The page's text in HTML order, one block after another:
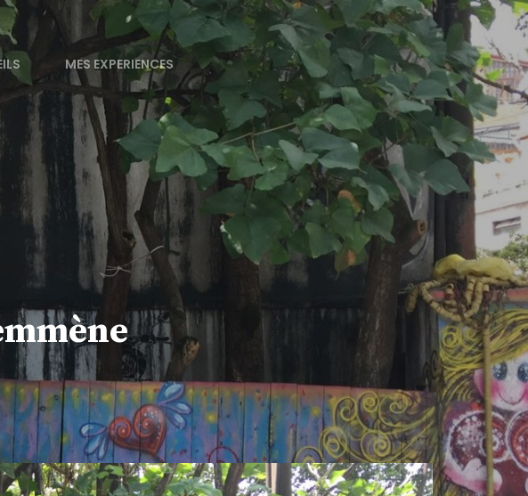
MES EXPERIENCES